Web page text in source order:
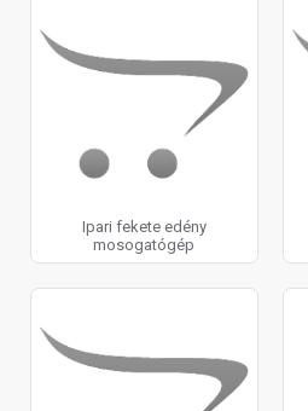
Ipari fekete edény
mosogatógép